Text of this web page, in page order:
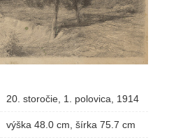
20. storočie, 1. polovica, 1914
výška 48.0 cm, šírka 75.7 cm